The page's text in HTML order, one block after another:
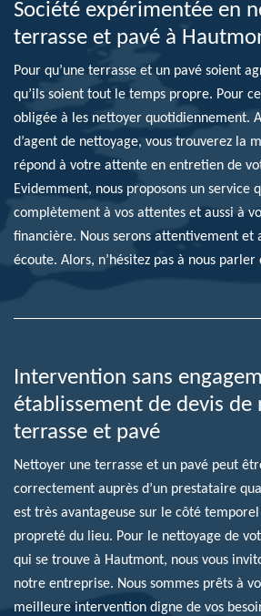
Société expérimentée en
terrasse et pavé à
Pour qu’une terrasse et un pavé soient
qu’ils soient tout le temps propre. Pour
obligée à les nettoyer quotidiennement.
d’agent de nettoyage, vous trouverez la
répond à votre attente en entretien de
Evidemment, nous proposons un service
complètement à vos attentes et aussi à
financière. Nous serons attentivement et
écoute. Alors, n’hésitez pas à nous
Intervention sans
établissement de devis de
terrasse et pavé
Nettoyer une terrasse et un pavé peut
correctement auprès d’un prestataire
est très avantageuse sur le côté
propreté du lieu. Pour le nettoyage de
qui se trouve à Hautmont, nous vous
notre entreprise. Nous sommes prêts à
meilleure intervention digne de vos